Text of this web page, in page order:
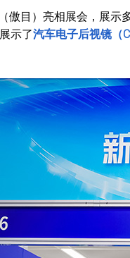
傲目）亮相展会，展示
示了汽车电子后视镜（